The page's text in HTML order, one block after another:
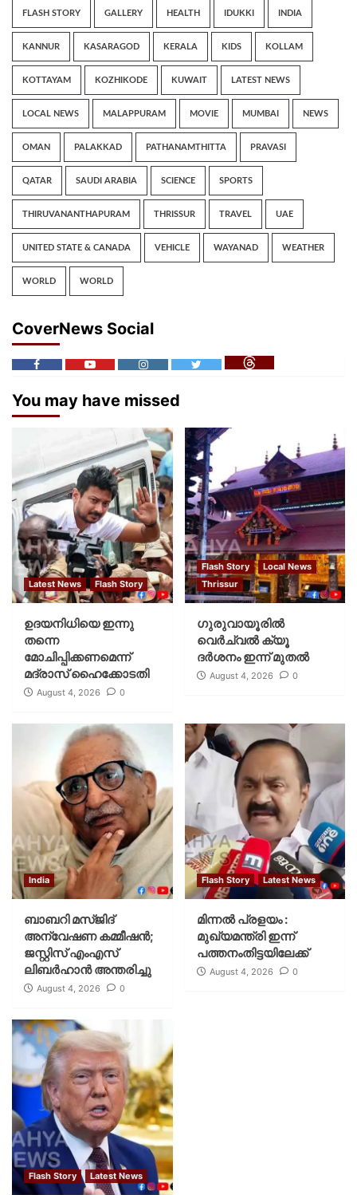
FLASH STORY GALLERY HEALTH IDUKKI INDIA
KANNUR KASARAGOD KERALA KIDS KOLLAM
KOTTAYAM KOZHIKODE KUWAIT LATEST NEWS
LOCAL NEWS MALAPPURAM MOVIE MUMBAI NEWS
OMAN PALAKKAD PATHANAMTHITTA PRAVASI
QATAR SAUDI ARABIA SCIENCE SPORTS
THIRUVANANTHAPURAM THRISSUR TRAVEL UAE
UNITED STATE & CANADA VEHICLE WAYANAD WEATHER
WORLD WORLD
CoverNews Social
You may have missed
Latest News Flash Story
ഉദയനിധിയെ ഇന്നു
തന്നെ
മോചിപ്പിക്കണമെന്ന്
മദ്രാസ് ഹൈക്കോടതി
August 4, 2026 0
Flash Story
Local News
Thrissur
ഗുരുവായൂരില്‍
വെര്‍ച്വല്‍ ക്യൂ
ദര്‍ശനം ഇന്ന് മുതല്‍
August 4, 2026 0
India
ബാബറി മസ്ജിദ്
അന്വേഷണ കമ്മീഷന്‍;
ജസ്റ്റിസ് എംഎസ്
ലിബര്‍ഹാന്‍ അന്തരിച്ചു
August 4, 2026 0
Flash Story Latest News
മിന്നല്‍ പ്രളയം :
മുഖ്യമന്ത്രി ഇന്ന്
പത്തനംതിട്ടയിലേക്ക്
August 4, 2026 0
Flash Story Latest News